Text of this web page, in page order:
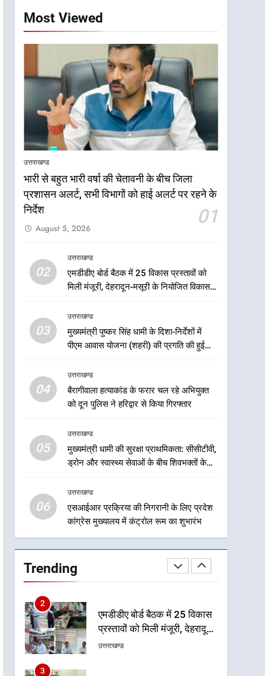
Most Viewed
उत्तराखण्ड
भारी से बहुत भारी वर्षा की चेतावनी के बीच जिला
प्रशासन अलर्ट, सभी विभागों को हाई अलर्ट पर रहने के
निर्देश
01
August 5, 2026
02
उत्तराखण्ड
एमडीडीए बोर्ड बैठक में 25 विकास प्रस्तावों को
मिली मंजूरी, देहरादून-मसूरी के नियोजित विकास
03
उत्तराखण्ड
मुख्यमंत्री पुष्कर सिंह धामी के दिशा-निर्देशों में
पीएम आवास योजना (शहरी) की प्रगति की हुई
04
उत्तराखण्ड
बैरागीवाला हत्याकांड के फरार चल रहे अभियुक्त
को दून पुलिस ने हरिद्वार से किया गिरफ्तार
05
उत्तराखण्ड
मुख्यमंत्री धामी की सुरक्षा प्राथमिकता: सीसीटीवी,
ड्रोन और स्वास्थ्य सेवाओं के बीच शिवभक्तों के
06
उत्तराखण्ड
एसआईआर प्रक्रिया की निगरानी के लिए प्रदेश
कांग्रेस मुख्यालय में कंट्रोल रूम का शुभारंभ
Trending
5
मुख्यमंत्री धामी की सुरक्षा
प्राथमिकता: सीसीटीवी, ड्रोन और
6
एसआईआर प्रक्रिया की निगरानी
7
सड़क सुरक्षा पर डीएम का सख्त
उत्तराखण्ड
और सांस्कृतिक गतिविधियों के
विस्तार पर हुई चर्चा
उत्तराखण्ड
1
भारी से बहुत भारी वर्षा की चेतावनी
के बीच जिला प्रशासन अलर्ट, सभी
विभागों को हाई अलर्ट पर रहने के
2
एमडीडीए बोर्ड बैठक में 25 विकास
प्रस्तावों को मिली मंजूरी, देहरादून-
मसूरी के नियोजित विकास को
उत्तराखण्ड
3